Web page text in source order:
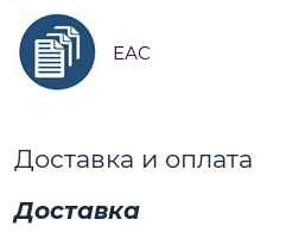
ЕАС
Доставка и оплата
Доставка